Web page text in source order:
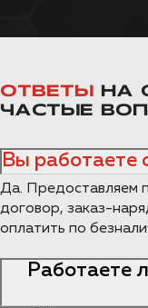
ОТВЕТЫ
НА
ЧАСТЫЕ
Вы работаете
Да. Предоставляем
договор, заказ-
оплатить по
Работаете